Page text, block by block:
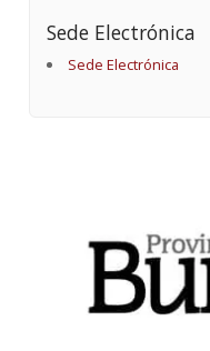
Sede Electrónica
Sede Electrónica